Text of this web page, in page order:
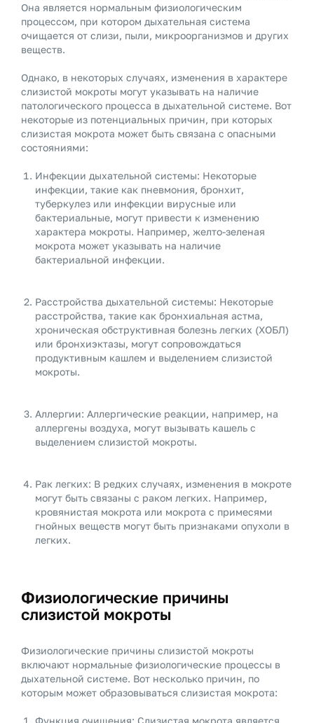
Она является нормальным физиологическим
процессом, при котором дыхательная система
очищается от слизи, пыли, микроорганизмов и других
веществ.
Однако, в некоторых случаях, изменения в характере
слизистой мокроты могут указывать на наличие
патологического процесса в дыхательной системе. Вот
некоторые из потенциальных причин, при которых
слизистая мокрота может быть связана с опасными
состояниями:
Инфекции дыхательной системы: Некоторые
инфекции, такие как пневмония, бронхит,
туберкулез или инфекции вирусные или
бактериальные, могут привести к изменению
характера мокроты. Например, желто-зеленая
мокрота может указывать на наличие
бактериальной инфекции.
Расстройства дыхательной системы: Некоторые
расстройства, такие как бронхиальная астма,
хроническая обструктивная болезнь легких (ХОБЛ)
или бронхиэктазы, могут сопровождаться
продуктивным кашлем и выделением слизистой
мокроты.
Аллергии: Аллергические реакции, например, на
аллергены воздуха, могут вызывать кашель с
выделением слизистой мокроты.
Рак легких: В редких случаях, изменения в мокроте
могут быть связаны с раком легких. Например,
кровянистая мокрота или мокрота с примесями
гнойных веществ могут быть признаками опухоли в
легких.
Физиологические причины
слизистой мокроты
Физиологические причины слизистой мокроты
включают нормальные физиологические процессы в
дыхательной системе. Вот несколько причин, по
которым может образовываться слизистая мокрота:
Функция очищения: Слизистая мокрота является